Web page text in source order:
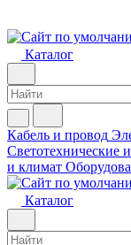
Каталог
Кабель и провод
Светотехнические
и климат
Каталог